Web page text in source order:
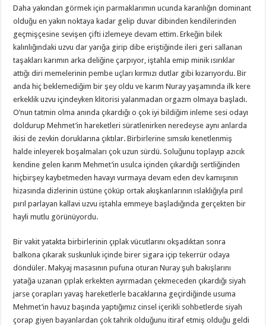
Daha yakından görmek için parmaklarımın ucunda karanlığın dominant
olduğu en yakın noktaya kadar gelip duvar dibinden kendilerinden
geçmişçesine sevişen çifti izlemeye devam ettim. Erkeğin bilek
kalınlığındaki uzvu dar yarığa girip dibe eriştiğinde ileri geri sallanan
taşakları karımın arka deliğine çarpıyor, iştahla emip minik ısırıklar
attığı diri memelerinin pembe uçları kırmızı dutlar gibi kızarıyordu. Bir
anda hiç beklemediğim bir şey oldu ve karım Nuray yaşamında ilk kere
erkeklik uzvu içindeyken klitorisi yalanmadan orgazm olmaya başladı.
O’nun tatmin olma anında çıkardığı o çok iyi bildiğim inleme sesi odayı
doldurup Mehmet’in hareketleri süratlenirken neredeyse aynı anlarda
ikisi de zevkin doruklarına çıktılar. Birbirlerine sımsıkı kenetlenmiş
halde inleyerek boşalmaları çok uzun sürdü. Soluğunu toplayıp azıcık
kendine gelen karım Mehmet’in usulca içinden çıkardığı sertliğinden
hiçbirşey kaybetmeden havayı vurmaya devam eden dev kamışının
hizasında dizlerinin üstüne çöküp ortak akışkanlarının ıslaklığıyla pırıl
pırıl parlayan kallavi uzvu iştahla emmeye başladığında gerçekten bir
hayli mutlu görünüyordu.
Bir vakit yatakta birbirlerinin çıplak vücutlarını okşadıktan sonra
balkona çıkarak suskunluk içinde birer sigara içip tekerrür odaya
döndüler. Makyaj masasının pufuna oturan Nuray şuh bakışlarını
yatağa uzanan çıplak erkekten ayırmadan çekmeceden çıkardığı siyah
jarse çorapları yavaş hareketlerle bacaklarına geçirdiğinde usuma
Mehmet’in havuz başında yaptığımız cinsel içerikli sohbetlerde siyah
çorap giyen bayanlardan çok tahrik olduğunu itiraf etmiş olduğu geldi